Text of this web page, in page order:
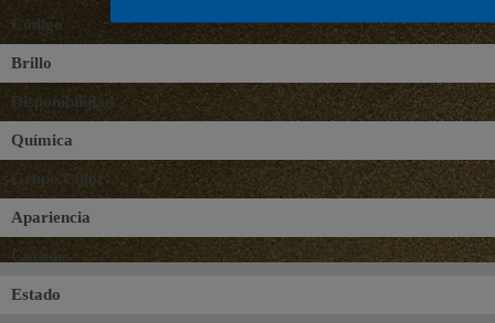
Código
Brillo
Disponibilidad
Química
Grupo Color
Apariencia
Curado
Estado